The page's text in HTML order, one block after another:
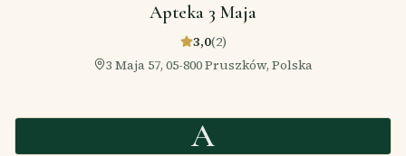
Apteka 3 Maja
3,0(2)
3 Maja 57, 05-800 Pruszków, Polska
A